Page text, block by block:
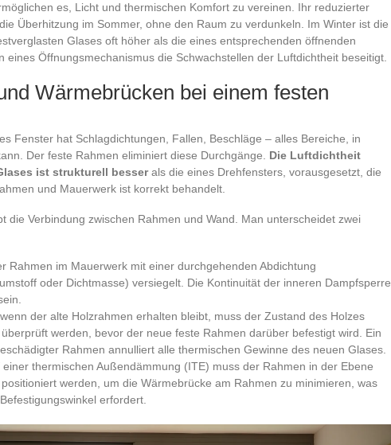
es, Licht und thermischen Komfort zu vereinen. Ihr reduzierter
Überhitzung im Sommer, ohne den Raum zu verdunkeln. Im Winter ist die
Glases oft höher als die eines entsprechenden öffnenden
eines Öffnungsmechanismus die Schwachstellen der Luftdichtheit beseitigt.
Wärmebrücken bei einem festen
Fenster hat Schlagdichtungen, Fallen, Beschläge – alles Bereiche, in
Der feste Rahmen eliminiert diese Durchgänge. Die Luftdichtheit
ist strukturell besserals die eines Drehfensters, vorausgesetzt, die
und Mauerwerk ist korrekt behandelt.
die Verbindung zwischen Rahmen und Wand. Man unterscheidet zwei
Rahmen im Mauerwerk mit einer durchgehenden Abdichtung
oder Dichtmasse) versiegelt. Die Kontinuität der inneren Dampfsperre
der alte Holzrahmen erhalten bleibt, muss der Zustand des Holzes
werden, bevor der neue feste Rahmen darüber befestigt wird. Ein
Rahmen annulliert alle thermischen Gewinne des neuen Glases.
thermischen Außendämmung (ITE) muss der Rahmen in der Ebene
werden, um die Wärmebrücke am Rahmen zu minimieren, was
erfordert.